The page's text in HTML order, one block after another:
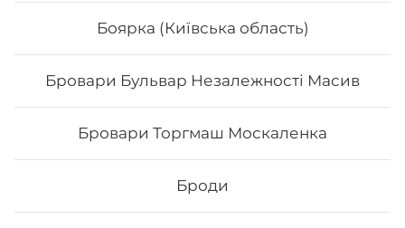
Боярка (Київська область)
Бровари Бульвар Незалежності Масив
Бровари Торгмаш Москаленка
Броди
Голді гриль